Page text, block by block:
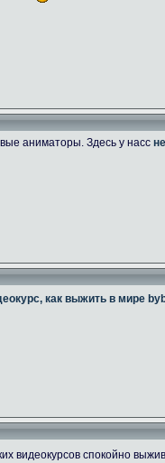
аниматоры. Здесь у насс
как выжить в мире
видеокурсов спокойно